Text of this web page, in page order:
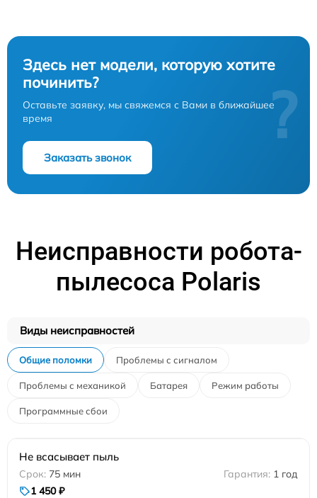
Здесь нет модели, которую хотите
починить?
Оставьте заявку, мы свяжемся с Вами в ближайшее
время
Заказать звонок
?
Неисправности робота-
пылесоса Polaris
Виды неисправностей
Общие поломки Проблемы с сигналом
Проблемы с механикой Батарея Режим работы
Программные сбои
Не всасывает пыль
75 мин
1 год
1 450 ₽